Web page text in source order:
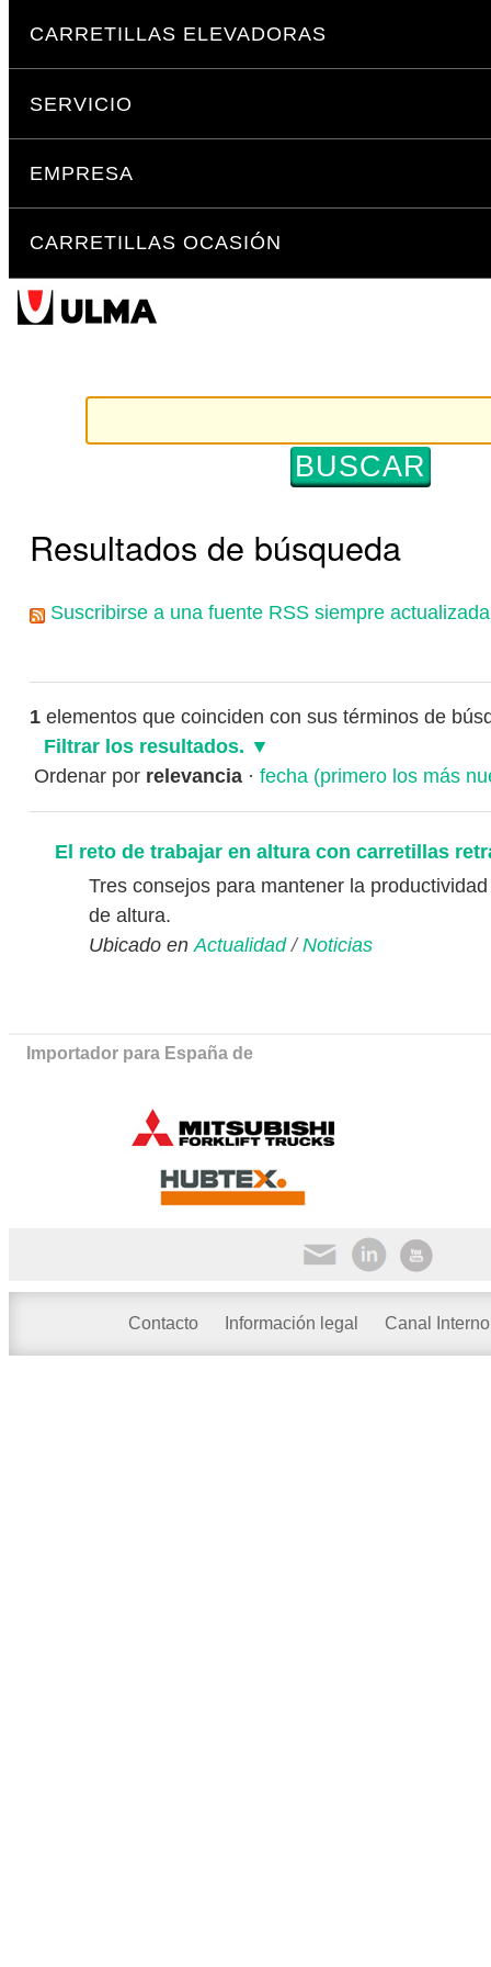
Saltar
a
navegación
CARRETILLAS ELEVADORAS
SERVICIO
EMPRESA
CARRETILLAS OCASIÓN
Resultados de búsqueda
Suscribirse a una fuente RSS siempre
1elementos que coinciden con sus términos de
Filtrar los resultados.
Ordenar por relevancia · fecha (primero los más
El reto de trabajar en altura con carretillas
Tres consejos para mantener la
de altura.
Ubicado en Actualidad /Noticias
Importador para España de
Contacto Información legal Canal